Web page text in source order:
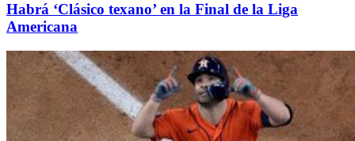
Habrá ‘Clásico texano’ en la Final de la Liga
Americana